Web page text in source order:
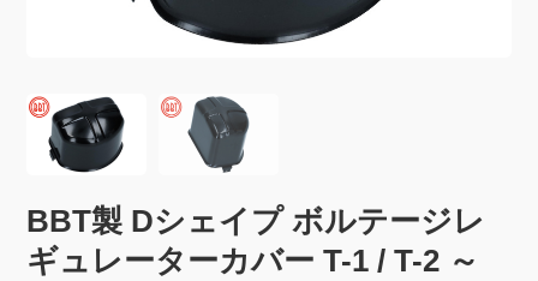
BBT製 Dシェイプ ボルテージレ
ギュレーターカバー T-1 / T-2 ～